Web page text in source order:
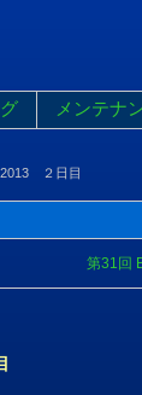
メンテナ
2013 ２日目
第31回